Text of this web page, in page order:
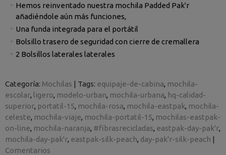
Hemos reinventado nuestra mochila Padded Pak'r
añadiéndole aún más funciones,
Una funda integrada para el portátil
Bolsillo trasero de seguridad con cierre de cremallera
2 Bolsillos laterales laterales
Categoría: Mochilas | Tags: equipaje-de-cabina mochila-
escolar
ligero modelo-urban mochila-urbana hq-calidad-
superior portatil-15 mochila-rosa mochila-eastpak mochila-
celeste mochila-viaje mochila-portatil-15 mochilas-eastpak-
on-line mochila-naranja #fibrasrecicladas eastpak-day-pak'r
mochila-day-pak'r eastpak-silk-peach day-pak'r-silk-peach |
Comentarios